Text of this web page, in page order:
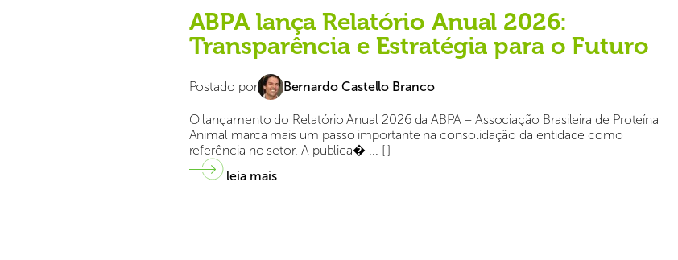
ABPA lança Relatório Anual 2026:
Transparência e Estratégia para o Futuro
Postado por Bernardo Castello Branco
O lançamento do Relatório Anual 2026 da ABPA – Associação Brasileira de Proteína
Animal marca mais um passo importante na consolidação da entidade como
referência no setor. A publica� ... [ ]
leia mais